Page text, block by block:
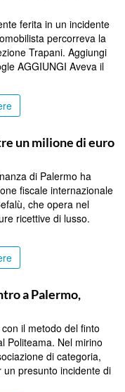
ferita in un incidente
percorreva la
Trapani. Aggiungi
AGGIUNGI Aveva il
un milione di euro
di Palermo ha
fiscale internazionale
che opera nel
ricettive di lusso.
a Palermo,
il metodo del finto
Politeama. Nel mirino
di categoria,
presunto incidente di